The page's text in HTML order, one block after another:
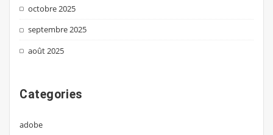
octobre 2025
septembre 2025
août 2025
Categories
adobe